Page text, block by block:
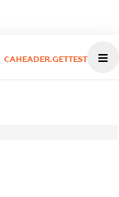
CAHEADER.GETTEST